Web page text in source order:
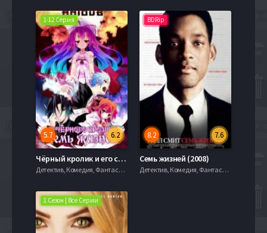
1-12 Серия
6.2
5.7
Чёрный кролик и его семь жизней / У чёрного кролика семь жизней (2011)
Детектив, Комедия, Фантастика, 720hd, mobilen,
BDRip
7.6
8.2
Семь жизней (2008)
Детектив, Комедия, Фантастика, 720hd, mobilen,
1 Сезон | Все Серии